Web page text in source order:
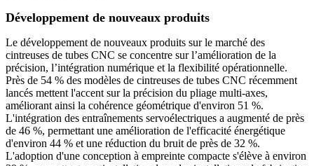
Développement de nouveaux produits
Le développement de nouveaux produits sur le marché des
cintreuses de tubes CNC se concentre sur l’amélioration de la
précision, l’intégration numérique et la flexibilité opérationnelle.
Près de 54 % des modèles de cintreuses de tubes CNC récemment
lancés mettent l'accent sur la précision du pliage multi-axes,
améliorant ainsi la cohérence géométrique d'environ 51 %.
L'intégration des entraînements servoélectriques a augmenté de près
de 46 %, permettant une amélioration de l'efficacité énergétique
d'environ 44 % et une réduction du bruit de près de 32 %.
L'adoption d'une conception à empreinte compacte s'élève à environ